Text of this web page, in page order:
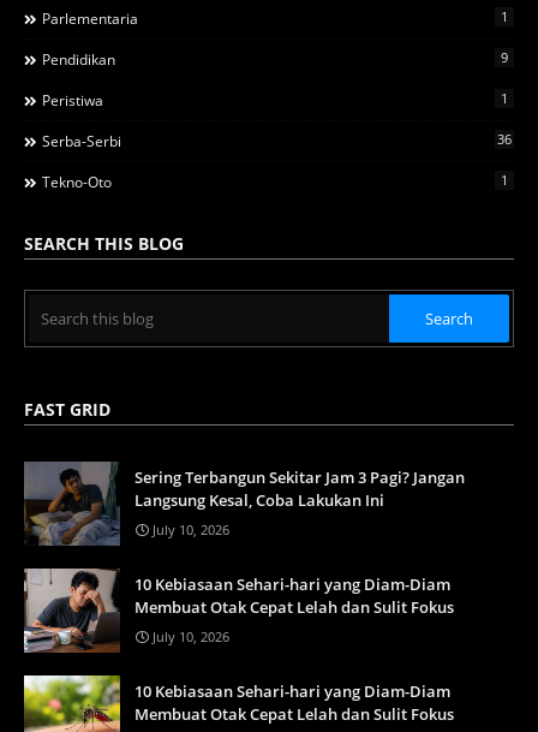
Parlementaria 1
Pendidikan 9
Peristiwa 1
Serba-Serbi 36
Tekno-Oto 1
SEARCH THIS BLOG
FAST GRID
Sering Terbangun Sekitar Jam 3 Pagi? Jangan
Langsung Kesal, Coba Lakukan Ini
July 10, 2026
10 Kebiasaan Sehari-hari yang Diam-Diam
Membuat Otak Cepat Lelah dan Sulit Fokus
July 10, 2026
10 Kebiasaan Sehari-hari yang Diam-Diam
Membuat Otak Cepat Lelah dan Sulit Fokus